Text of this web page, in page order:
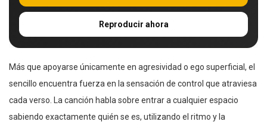
Reproducir ahora
Más que apoyarse únicamente en agresividad o ego superficial, el
sencillo encuentra fuerza en la sensación de control que atraviesa
cada verso. La canción habla sobre entrar a cualquier espacio
sabiendo exactamente quién se es, utilizando el ritmo y la